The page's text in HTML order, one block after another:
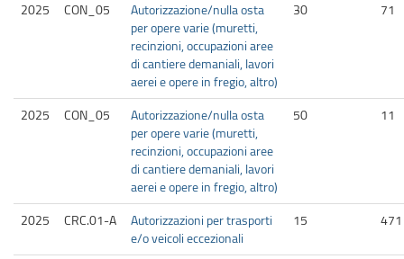
2025 CON_05
Autorizzazione/nulla osta
per opere varie (muretti,
recinzioni, occupazioni aree
di cantiere demaniali, lavori
aerei e opere in fregio, altro)
30 71
2025 CON_05
Autorizzazione/nulla osta
per opere varie (muretti,
recinzioni, occupazioni aree
di cantiere demaniali, lavori
aerei e opere in fregio, altro)
50 11
2025 CRC.01-A
Autorizzazioni per trasporti
e/o veicoli eccezionali
15 471